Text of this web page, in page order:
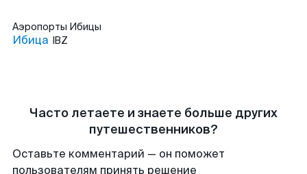
Аэропорты Ибицы
Ибица IBZ
Часто летаете и знаете больше других
путешественников?
Оставьте комментарий — он поможет
пользователям принять решение